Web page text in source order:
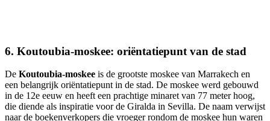
6. Koutoubia-moskee: oriëntatiepunt van de stad
De Koutoubia-moskee is de grootste moskee van Marrakech en
een belangrijk oriëntatiepunt in de stad. De moskee werd gebouwd
in de 12e eeuw en heeft een prachtige minaret van 77 meter hoog,
die diende als inspiratie voor de Giralda in Sevilla. De naam verwijst
naar de boekenverkopers die vroeger rondom de moskee hun waren